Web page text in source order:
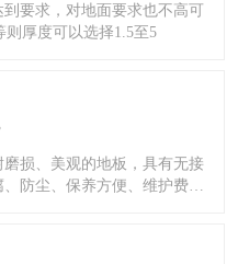
要求，对地面要求也不高可
则厚度可以选择1.5至5
损、美观的地板，具有无接
防尘、保养方便、维护费用